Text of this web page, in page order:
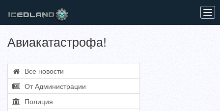
Авиакатастрофа!
Все новости
От Администрации
Полиция